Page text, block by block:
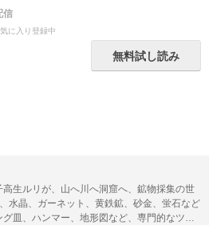
信
に入り登録中
無料試し読み
生ルリが、山へ川へ洞窟へ、鉱物採集の世
水晶、ガーネット、黄鉄鉱、砂金、蛍石など
皿、ハンマー、地形図など、専門的なツー